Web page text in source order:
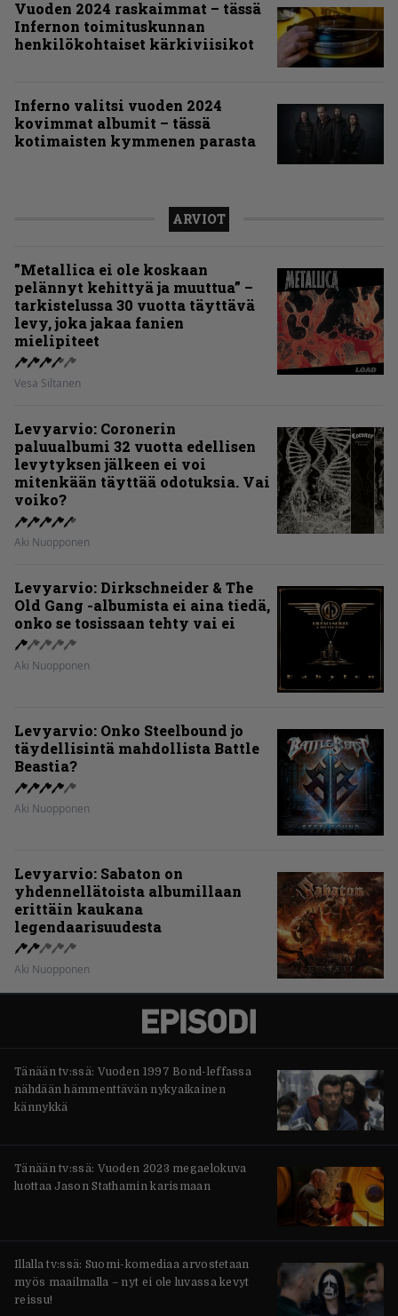
Vuoden 2024 raskaimmat – tässä
Infernon toimituskunnan
henkilökohtaiset kärkiviisikot
Inferno valitsi vuoden 2024
kovimmat albumit – tässä
kotimaisten kymmenen parasta
ARVIOT
”Metallica ei ole koskaan
pelännyt kehittyä ja muuttua” –
tarkistelussa 30 vuotta täyttävä
levy, joka jakaa fanien
mielipiteet
Vesa Siltanen
Levyarvio: Coronerin
paluualbumi 32 vuotta edellisen
levytyksen jälkeen ei voi
mitenkään täyttää odotuksia. Vai
voiko?
Aki Nuopponen
Levyarvio: Dirkschneider & The
Old Gang -albumista ei aina tiedä,
onko se tosissaan tehty vai ei
Aki Nuopponen
Levyarvio: Onko Steelbound jo
täydellisintä mahdollista Battle
Beastia?
Aki Nuopponen
Levyarvio: Sabaton on
yhdennellätoista albumillaan
erittäin kaukana
legendaarisuudesta
Aki Nuopponen
Tänään tv:ssä: Vuoden 1997 Bond-leffassa
nähdään hämmenttävän nykyaikainen
kännykkä
Tänään tv:ssä: Vuoden 2023 megaelokuva
luottaa Jason Stathamin karismaan
Illalla tv:ssä: Suomi-komediaa arvostetaan
myös maailmalla – nyt ei ole luvassa kevyt
reissu!